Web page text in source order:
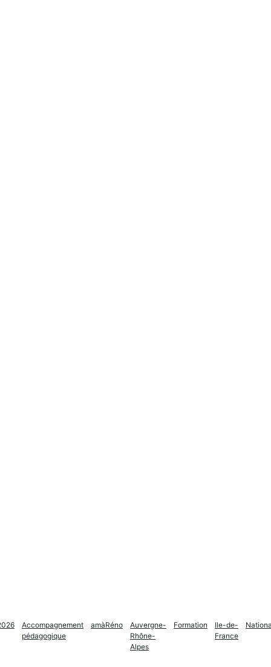
Accompagnement
pédagogique
amàRéno
Auvergne-
Rhône-
Alpes
Formation
Ile-de-
France